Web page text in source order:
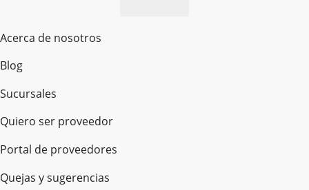
Acerca de nosotros
Blog
Sucursales
Quiero ser proveedor
Portal de proveedores
Quejas y sugerencias